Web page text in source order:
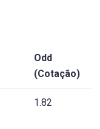
Odd
(Cotação)
1.82